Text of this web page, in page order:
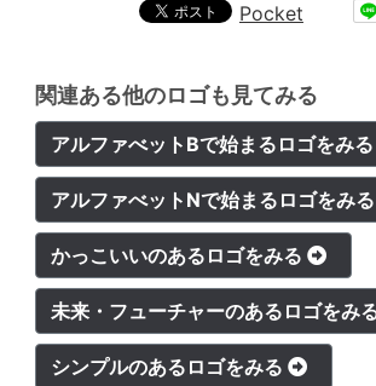
Pocket
関連ある他のロゴも見てみる
アルファべットBで始まるロゴをみ
アルファべットNで始まるロゴをみ
かっこいいのあるロゴをみる
未来・フューチャーのあるロゴをみ
シンプルのあるロゴをみる